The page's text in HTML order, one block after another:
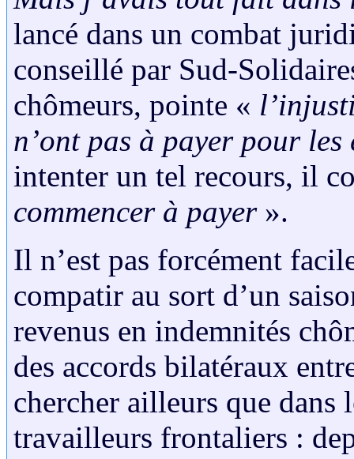
lancé dans un combat
conseillé par Sud-
chômeurs, pointe «
n’ont pas à payer pour
intenter un tel recours, il
commencer à payer».
Il n’est pas forcément
compatir au sort d’un
revenus en indemnités
des accords bilatéraux
chercher ailleurs que dans
travailleurs frontaliers :